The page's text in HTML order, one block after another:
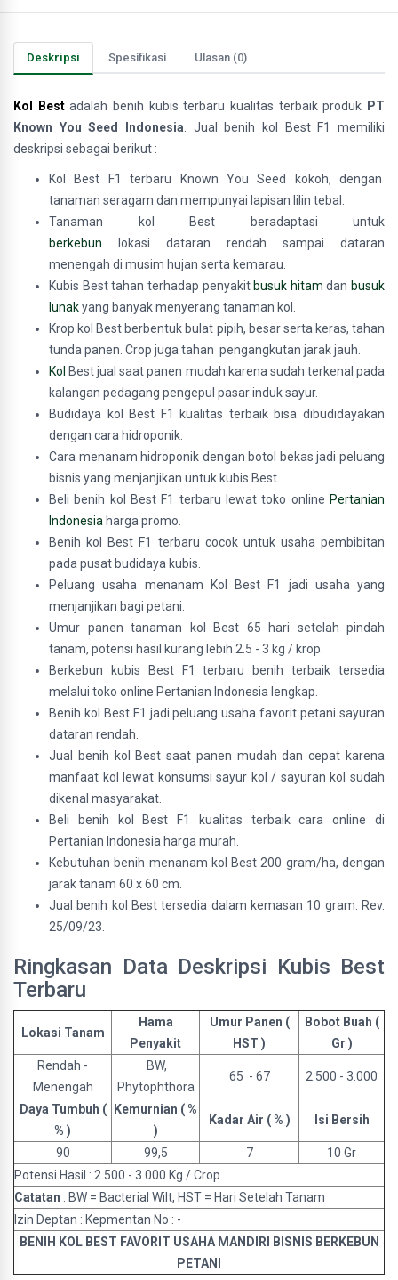
Deskripsi Spesifikasi Ulasan (0)
Kol Bestadalah benih kubis terbaru kualitas terbaik produk PT
Known You Seed Indonesia . Jual benih kol Best F1 memiliki
deskripsi sebagai berikut :
Kol Best F1 terbaru
Known You Seed kokoh, dengan
tanaman seragam dan mempunyai lapisan lilin tebal.
Tanaman kol Best beradaptasi untuk
berkebun lokasi dataran rendah sampai dataran
menengah di musim hujan serta kemarau.
Kubis Best tahan terhadap penyakit busuk hitam dan busuk
lunakyang banyak menyerang tanaman kol.
Krop kol Best berbentuk bulat pipih, besar serta keras, tahan
tunda panen. Crop juga tahan pengangkutan jarak jauh.
Kol Best jual saat panen mudah karena sudah terkenal pada
kalangan pedagang pengepul pasar induk sayur.
Budidaya kol Best F1 kualitas terbaik bisa dibudidayakan
dengan cara hidroponik.
Cara menanam hidroponik dengan botol bekas jadi peluang
bisnis yang menjanjikan untuk kubis Best.
Beli benih kol Best F1 terbaru lewat toko online Pertanian
Indonesia harga promo.
Benih kol Best F1 terbaru cocok untuk usaha pembibitan
pada pusat budidaya kubis.
Peluang usaha menanam Kol Best F1 jadi usaha yang
menjanjikan bagi petani.
Umur panen tanaman kol Best 65 hari setelah pindah
tanam, potensi hasil kurang lebih 2.5 - 3 kg / krop.
Berkebun kubis Best F1 terbaru benih terbaik tersedia
melalui toko online Pertanian Indonesia lengkap.
Benih kol Best F1 jadi peluang usaha favorit petani sayuran
dataran rendah.
Jual benih kol Best saat panen mudah dan cepat karena
manfaat kol lewat konsumsi sayur kol / sayuran kol sudah
dikenal masyarakat.
Beli benih kol Best F1 kualitas terbaik cara online di
Pertanian Indonesia harga murah.
Kebutuhan benih menanam kol Best 200 gram/ha, dengan
jarak tanam 60 x 60 cm.
Jual benih kol Best tersedia dalam kemasan 10 gram. Rev.
25/09/23.
Ringkasan Data Deskripsi Kubis Best
Terbaru
Lokasi Tanam
Hama
Penyakit
Umur Panen (
HST )
Bobot Buah (
Gr )
Rendah -
Menengah
BW,
Phytophthora
65 - 67 2.500 - 3.000
Daya Tumbuh (
% )
Kemurnian ( %
)
Kadar Air ( % ) Isi Bersih
90 99,5 7
10 Gr
Potensi Hasil : 2.500 - 3.000 Kg / Crop
Catatan : BW = Bacterial Wilt, HST = Hari Setelah Tanam
Izin Deptan : Kepmentan No : -
BENIH KOL BEST FAVORIT USAHA MANDIRI BISNIS BERKEBUN
PETANI